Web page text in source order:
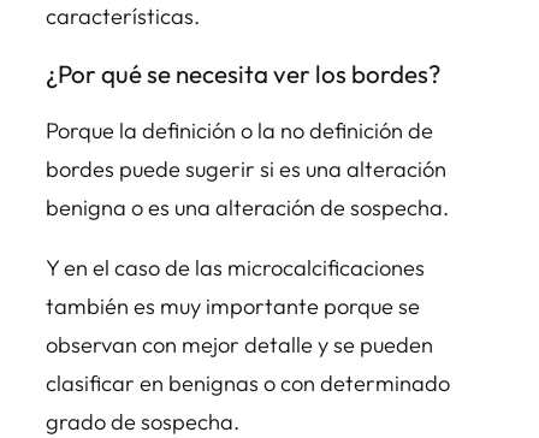
características.
¿Por qué se necesita ver los bordes?
Porque la definición o la no definición de
bordes puede sugerir si es una alteración
benigna o es una alteración de sospecha.
Y en el caso de las microcalcificaciones
también es muy importante porque se
observan con mejor detalle y se pueden
clasificar en benignas o con determinado
grado de sospecha.